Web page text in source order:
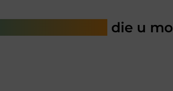
die u